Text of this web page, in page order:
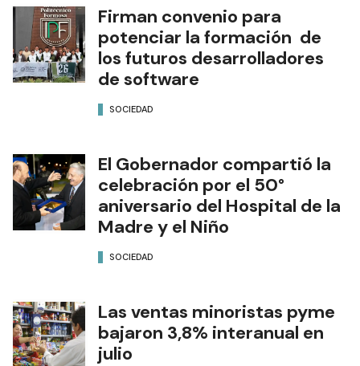
Firman convenio para
potenciar la formación de
los futuros desarrolladores
de software
SOCIEDAD
El Gobernador compartió la
celebración por el 50°
aniversario del Hospital de la
Madre y el Niño
SOCIEDAD
Las ventas minoristas pyme
bajaron 3,8% interanual en
julio